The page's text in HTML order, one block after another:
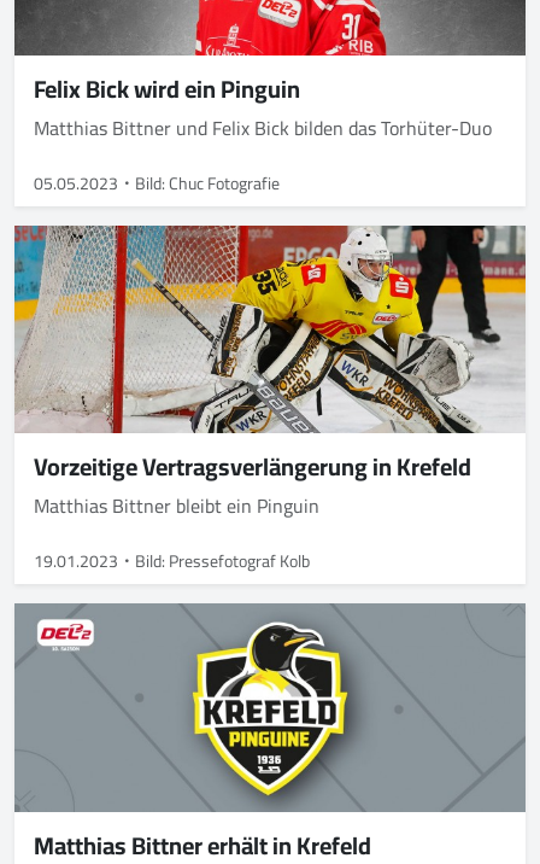
Felix Bick wird ein Pinguin
Matthias Bittner und Felix Bick bilden das Torhüter-Duo
05.05.2023 Bild: Chuc Fotografie
Vorzeitige Vertragsverlängerung in Krefeld
Matthias Bittner bleibt ein Pinguin
19.01.2023 Bild: Pressefotograf Kolb
Matthias Bittner erhält in Krefeld